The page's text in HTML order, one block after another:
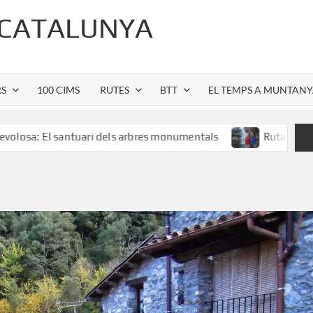
100 CIMS RUTES BTT EL TEMPS A
dels arbres monumentals Ruta al Salt de Sallent: